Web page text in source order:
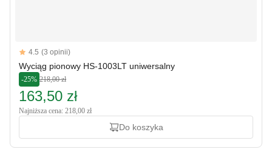
Reviews
4.5 out of 5 stars
4.5 (3 opinii)
Wyciąg pionowy HS-1003LT uniwersalny
-25% 218,00 zł
163,50 zł
Najniższa cena: 218,00 zł
Do koszyka